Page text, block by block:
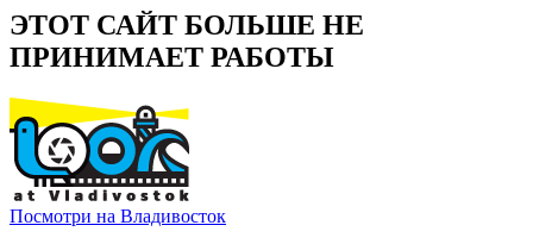
ЭТОТ САЙТ БОЛЬШЕ НЕ
ПРИНИМАЕТ РАБОТЫ
Посмотри на Владивосток